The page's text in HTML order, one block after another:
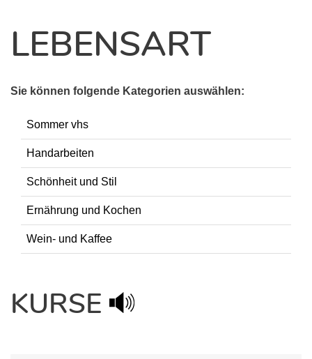
LEBENSART
Sie können folgende Kategorien auswählen:
Sommer vhs
Handarbeiten
Schönheit und Stil
Ernährung und Kochen
Wein- und Kaffee
KURSE